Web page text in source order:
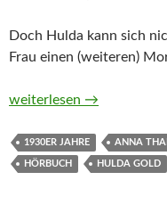
Doch Hulda kann sich
Frau einen (weiteren)
Fräulein Gold. Der Preis
weiterlesen →
1930ER JAHRE ANNA
HÖRBUCH HULDA GOLD